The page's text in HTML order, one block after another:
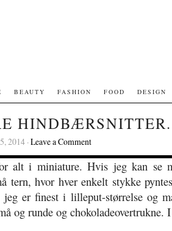
BEAUTY FASHION FOOD DESIGN
HINDBÆRSNITTER.
2014 ·Leave a Comment
alt i miniature. Hvis jeg kan
tern, hvor hver enkelt stykke
jeg er finest i lilleput-størrelse og
og runde og